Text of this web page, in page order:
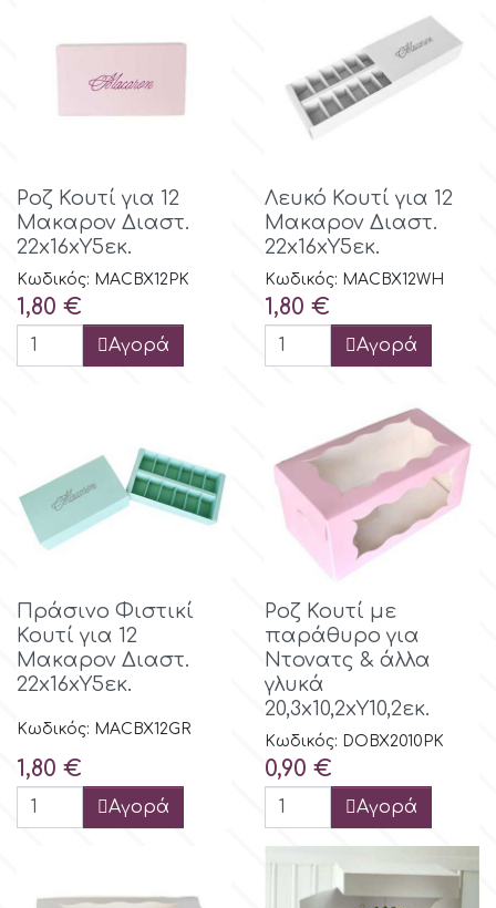
Ροζ Κουτί για 12
Μακαρον Διαστ.
22x16xΥ5εκ.
Κωδικός: MACBX12PK
Τιμή
1,80 €
Αγορά
Λευκό Κουτί για 12
Μακαρον Διαστ.
22x16xΥ5εκ.
Κωδικός: MACBX12WH
Τιμή
1,80 €
Αγορά
Πράσινο Φιστικί
Κουτί για 12
Μακαρον Διαστ.
22x16xΥ5εκ.
Κωδικός: MACBX12GR
Τιμή
1,80 €
Αγορά
Ροζ Κουτί με
παράθυρο για
Ντονατς & άλλα
γλυκά
20,3x10,2xΥ10,2εκ.
Κωδικός: DOBX2010PK
Τιμή
0,90 €
Αγορά